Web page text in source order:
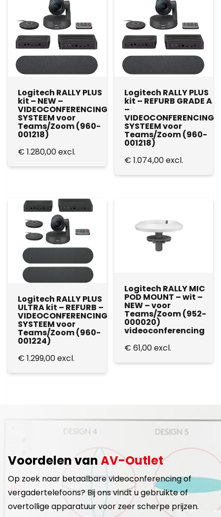
Logitech RALLY PLUS
kit – NEW –
VIDEOCONFERENCING
SYSTEEM voor
Teams/Zoom (960-
001218)
€ 1.280,00excl.
Logitech RALLY PLUS
kit – REFURB GRADE A
–
VIDEOCONFERENCING
SYSTEEM voor
Teams/Zoom (960-
001218)
€ 1.074,00excl.
Logitech RALLY PLUS
ULTRA kit – REFURB –
VIDEOCONFERENCING
SYSTEEM voor
Teams/Zoom (960-
001224)
€ 1.299,00excl.
Logitech RALLY MIC
POD MOUNT – wit –
NEW – voor
Teams/Zoom (952-
000020)
videoconferencing
€ 61,00excl.
Voordelen vanAV-Outlet
Op zoek naar betaalbare videoconferencing of
vergadertelefoons? Bij ons vindt u gebruikte of
overtollige apparatuur voor zeer scherpe prijzen.